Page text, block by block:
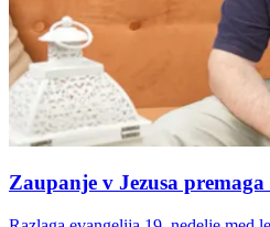
Zaupanje v Jezusa